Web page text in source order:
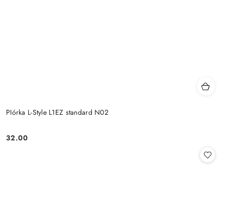
PIórka L-Style L1EZ standard N02
Cena:
32.00